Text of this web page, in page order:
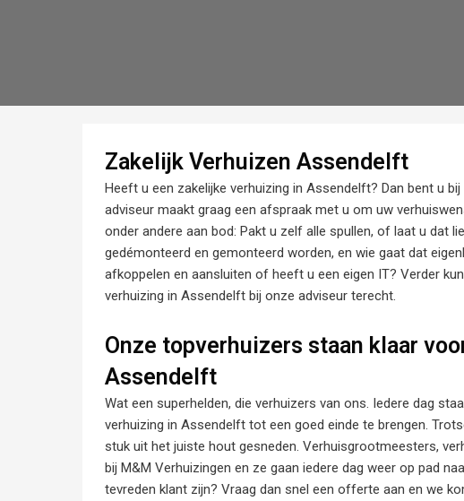
Zakelijk Verhuizen Assendelft
Heeft u een zakelijke verhuizing in Assendelft? Dan bent u
adviseur maakt graag een afspraak met u om uw
onder andere aan bod: Pakt u zelf alle spullen, of laat u dat
gedémonteerd en gemonteerd worden, en wie gaat dat
afkoppelen en aansluiten of heeft u een eigen IT? Verder
verhuizing in Assendelft bij onze adviseur terecht.
Onze topverhuizers staan klaar
Assendelft
Wat een superhelden, die verhuizers van ons. Iedere dag
verhuizing in Assendelft tot een goed einde te brengen.
stuk uit het juiste hout gesneden. Verhuisgrootmeesters,
bij M&M Verhuizingen en ze gaan iedere dag weer op pad
tevreden klant zijn? Vraag dan snel een offerte aan en we